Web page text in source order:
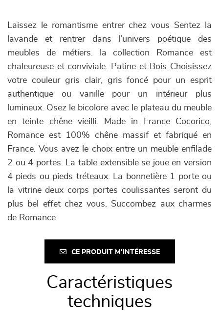
Laissez le romantisme entrer chez vous Sentez la
lavande et rentrer dans l’univers poétique des
meubles de métiers. la collection Romance est
chaleureuse et conviviale. Patine et Bois Choisissez
votre couleur gris clair, gris foncé pour un esprit
authentique ou vanille pour un intérieur plus
lumineux. Osez le bicolore avec le plateau du meuble
en teinte chêne vieilli. Made in France Cocorico,
Romance est 100% chêne massif et fabriqué en
France. Vous avez le choix entre un meuble enfilade
2 ou 4 portes. La table extensible se joue en version
4 pieds ou pieds tréteaux. La bonnetière 1 porte ou
la vitrine deux corps portes coulissantes seront du
plus bel effet chez vous. Succombez aux charmes
de Romance.
CE PRODUIT M'INTÉRESSE
Caractéristiques
techniques